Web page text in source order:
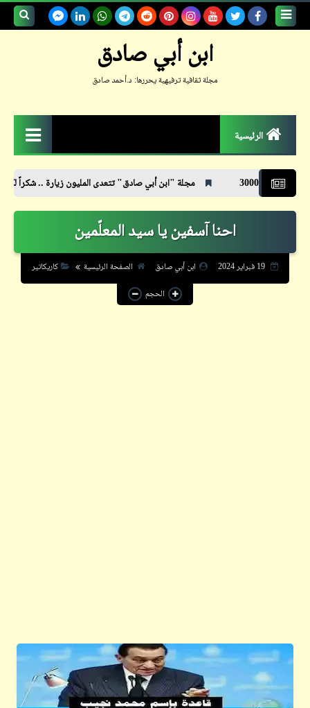
ابن أبي صادق
مجلة ثقافية ترفيهية يحررها: د.أحمد صادق
الرئيسية
حكم
حواديت
حوار
مجلة "ابن أبي صادق" تتعدى المليون زيارة .. شكراً لكم رئيس
احنا آسفين يا سيد المعلّمين
19 فبراير 2024 ابن أبي صادق الصفحة الرئيسية
كاريكاتير
الحجم